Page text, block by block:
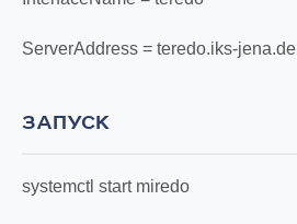
ServerAddress = teredo.iks-jena.de
ЗАПУСК
systemctl start miredo